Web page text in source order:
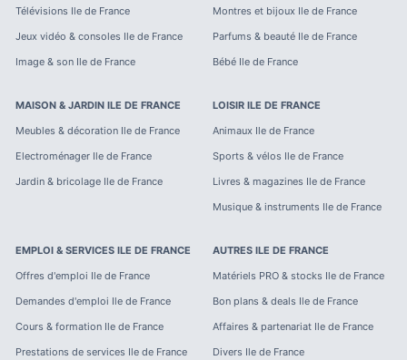
Télévisions Ile de France
Jeux vidéo & consoles Ile de France
Image & son Ile de France
Montres et bijoux Ile de France
Parfums & beauté Ile de France
Bébé Ile de France
MAISON & JARDIN ILE DE FRANCE
Meubles & décoration Ile de France
Electroménager Ile de France
Jardin & bricolage Ile de France
LOISIR ILE DE FRANCE
Animaux Ile de France
Sports & vélos Ile de France
Livres & magazines Ile de France
Musique & instruments Ile de France
EMPLOI & SERVICES ILE DE FRANCE
Offres d'emploi Ile de France
Demandes d'emploi Ile de France
Cours & formation Ile de France
Prestations de services Ile de France
AUTRES ILE DE FRANCE
Matériels PRO & stocks Ile de France
Bon plans & deals Ile de France
Affaires & partenariat Ile de France
Divers Ile de France